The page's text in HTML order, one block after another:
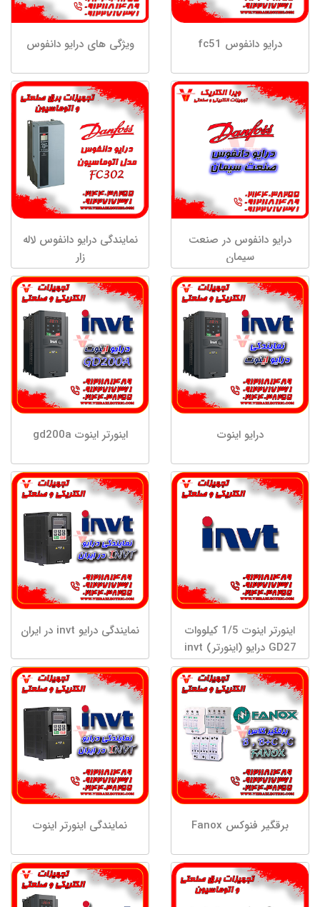
درایو دانفوس fc51 ویژگی های درایو دانفوس
درایو دانفوس در صنعت
سیمان
نمایندگی درایو دانفوس لاله
زار
درایو اینوت اینورتر اینوت gd200a
اینورتر اینوت 1/5 کیلووات
GD27 درایو (اینورتر) invt
اینوت تکفاز به سه فاز توان
1.5 کیلووات GD27-1R5G-
S2-B کاربری فوق سنگین
نمایندگی درایو invt در ایران
برقگیر فنوکس Fanox نمایندگی اینورتر اینوت